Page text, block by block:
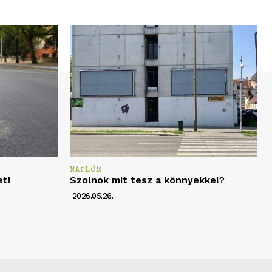
NAPLÓM
Szolnok mit tesz a könnyekkel?
2026.05.26.